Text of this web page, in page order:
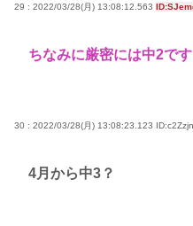
29 : 2022/03/28(月) 13:08:12.563
ちなみに厳密には中2です
30 : 2022/03/28(月) 13:08:23.123
4月から中3？